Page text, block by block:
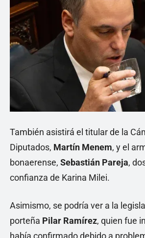
También asistirá el titular de la
Diputados, Martín Menem, y el
bonaerense, Sebastián Pareja,
confianza de Karina Milei.
Asimismo, se podría ver a la
porteña Pilar Ramírez, quien fue
había confirmado debido a